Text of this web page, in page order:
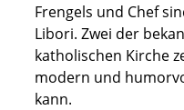
Frengels und Chef
Libori. Zwei der
katholischen Kirche
modern und
kann.